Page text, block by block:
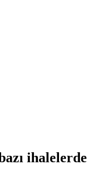
ihalelerde